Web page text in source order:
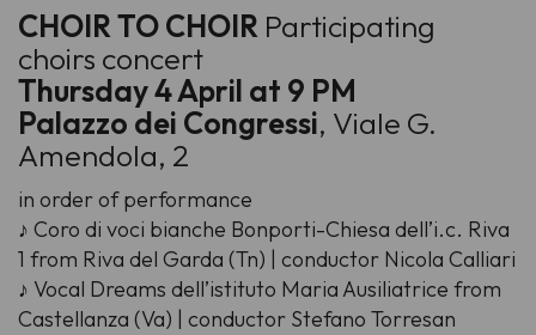
CHOIR TO CHOIR Participating
choirs concert
Thursday 4 April at 9 PM
Palazzo dei Congressi, Viale G.
Amendola, 2
in order of performance
♪ Coro di voci bianche Bonporti-Chiesa dell’i.c. Riva
1 from Riva del Garda (Tn) | conductor Nicola Calliari
♪ Vocal Dreams dell’istituto Maria Ausiliatrice from
Castellanza (Va) | conductor Stefano Torresan